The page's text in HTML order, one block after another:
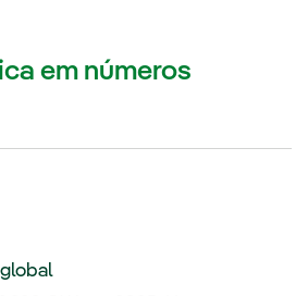
em números